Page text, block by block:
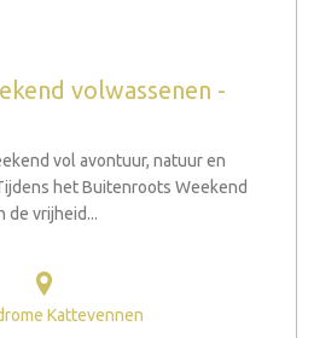
volwassenen -
vol avontuur, natuur en
het Buitenroots Weekend
de vrijheid...
Kattevennen